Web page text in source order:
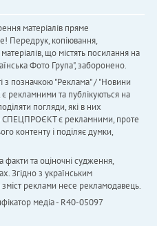
матеріалів пряме
Передрук, копіювання,
що містять посилання на
Фото Група", заборонено.
з позначкою "Реклама" / "Новини
рекламними та публікуються на
погляди, які в них
СПЕЦПРОЄКТ є рекламними, проте
контенту і поділяє думки,
факти та оціночні судження,
Згідно з українським
зміст реклами несе рекламодавець.
медіа - R40-05097